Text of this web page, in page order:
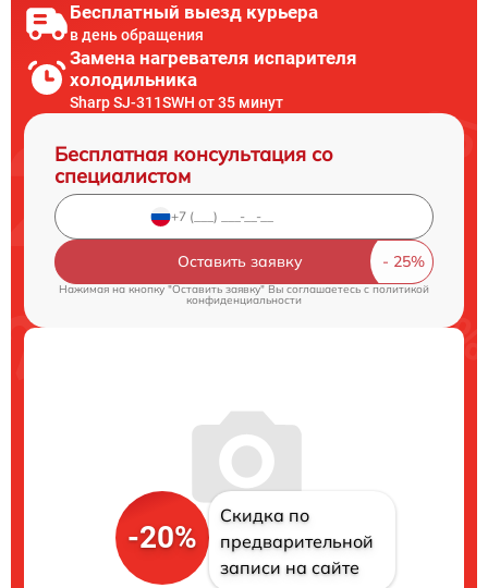
Бесплатный выезд курьера
в день обращения
Замена нагревателя испарителя
холодильника
Sharp SJ-311SWH от 35 минут
Бесплатная консультация со
специалистом
Оставить заявку
Нажимая на кнопку "Оставить заявку" Вы соглашаетесь cполитикой
конфиденциальности
-20%
Скидка по
предварительной
записи на сайте